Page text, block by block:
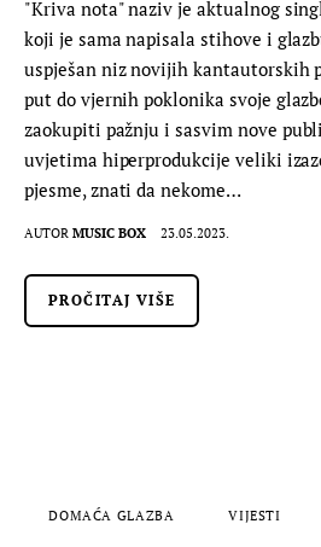
"Kriva nota" naziv je aktualnog
koji je sama napisala stihove i
uspješan niz novijih kantautorskih
put do vjernih poklonika svoje
zaokupiti pažnju i sasvim nove
uvjetima hiperprodukcije veliki
pjesme, znati da nekome…
AUTOR MUSIC BOX 23.05.2023.
PROČITAJ VIŠE
DOMAĆA GLAZBA VIJESTI